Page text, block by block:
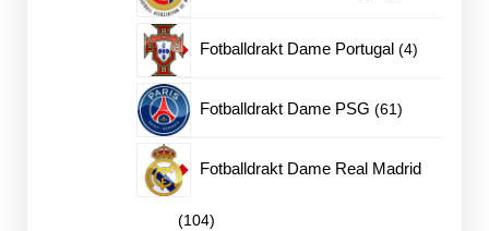
Fotballdrakt Dame Portugal 44
Fotballdrakt Dame PSG 6161
Fotballdrakt Dame Real Madrid
104104